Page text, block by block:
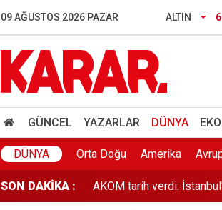
09 AĞUSTOS 2026 PAZAR ALTIN
GÜNCEL YAZARLAR DÜNYA
DÜNYA Orta Doğu Amerika
SON DAKİKA :
Bedriye'yi öldürüp
Kuşadası Belediye
AKOM tarih verdi:
Kamuda tutulu kadro ne